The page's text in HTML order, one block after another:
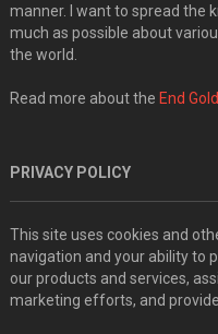
manner. I want to spread the
much as possible about
the world.
Read more about the End
PRIVACY POLICY
This site uses cookies and
navigation and your ability to
our products and services,
marketing efforts, and